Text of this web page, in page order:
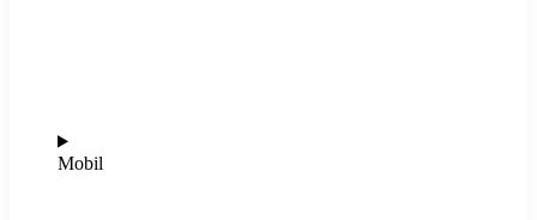
Mobil